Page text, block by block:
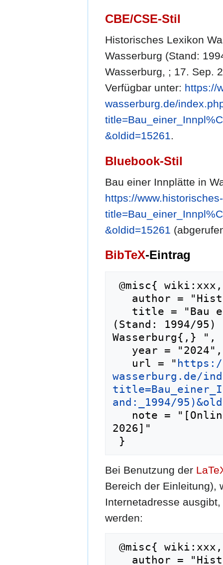
CBE/CSE-Stil
Historisches Lexikon
Wasserburg (Stand:
Wasserburg, ; 17. Sep.
Verfügbar unter: https://
wasserburg.de/
&oldid=15261.
Bluebook-Stil
Bau einer Innplätte in
https://
&oldid=15261
BibTeX-Eintrag
(Stand: 1994/
Wasserburg{,} ",
   url = "
wasserburg.de/
and:_1994/
2026]"
Bei Benutzung der
Bereich der Einleitung),
Internetadresse
werden: